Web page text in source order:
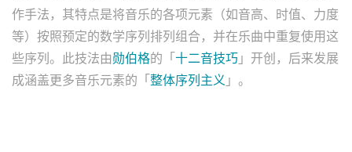
作手法，其特点是将音乐的各项元素（如音高、时值、力度
等）按照预定的数学序列排列组合，并在乐曲中重复使用这
些序列。此技法由勋伯格的「 十二音技巧 」开创，后来发展
成涵盖更多音乐元素的「 整体序列主义 」。